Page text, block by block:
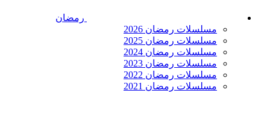
رمضان
مسلسلات رمضان 2026
مسلسلات رمضان 2025
مسلسلات رمضان 2024
مسلسلات رمضان 2023
مسلسلات رمضان 2022
مسلسلات رمضان 2021